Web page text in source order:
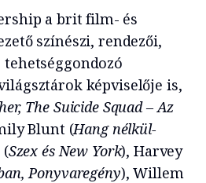
a brit film- és
színészi, rendezői,
képviselője is,
The Suicide Squad – Az
Blunt (Hang nélkül-
(Szex és New York), Harvey
Ponyvaregény), Willem